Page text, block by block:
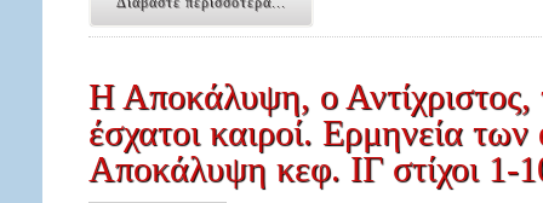
Η Αποκάλυψη, ο Αντίχριστος,
έσχατοι καιροί. Ερμηνεία
Αποκάλυψη κεφ. ΙΓ στίχοι 1-